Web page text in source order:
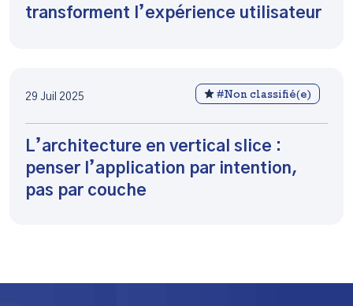
transforment l’expérience utilisateur
29 Juil 2025 #Non classifié(e)
L’architecture en vertical slice :
penser l’application par intention,
pas par couche